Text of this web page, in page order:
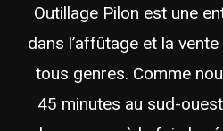
Outillage Pilon est une
dans l’affûtage et la
tous genres. Comme
45 minutes au sud-